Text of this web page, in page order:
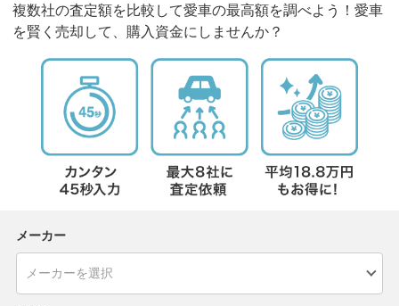
複数社の査定額を比較して愛車の最高額を調べよう！愛車
を賢く売却して、購入資金にしませんか？
メーカー